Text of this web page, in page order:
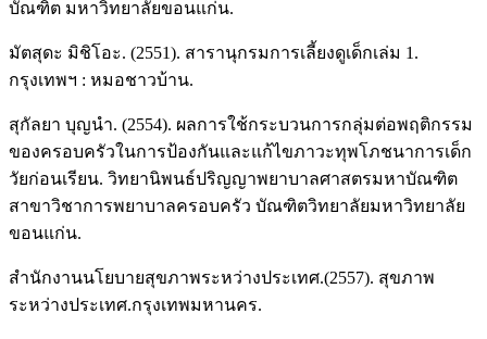
บัณฑิต มหาวิทยาลัยขอนแก่น.
มัตสุดะ มิชิโอะ. (2551). สารานุกรมการเลี้ยงดูเด็กเล่ม 1.
กรุงเทพฯ : หมอชาวบ้าน.
สุกัลยา บุญนำ. (2554). ผลการใช้กระบวนการกลุ่มต่อพฤติกรรม
ของครอบครัวในการป้องกันและแก้ไขภาวะทุพโภชนาการเด็ก
วัยก่อนเรียน. วิทยานิพนธ์ปริญญาพยาบาลศาสตรมหาบัณฑิต
สาขาวิชาการพยาบาลครอบครัว บัณฑิตวิทยาลัยมหาวิทยาลัย
ขอนแก่น.
สำนักงานนโยบายสุขภาพระหว่างประเทศ.(2557). สุขภาพ
ระหว่างประเทศ.กรุงเทพมหานคร.